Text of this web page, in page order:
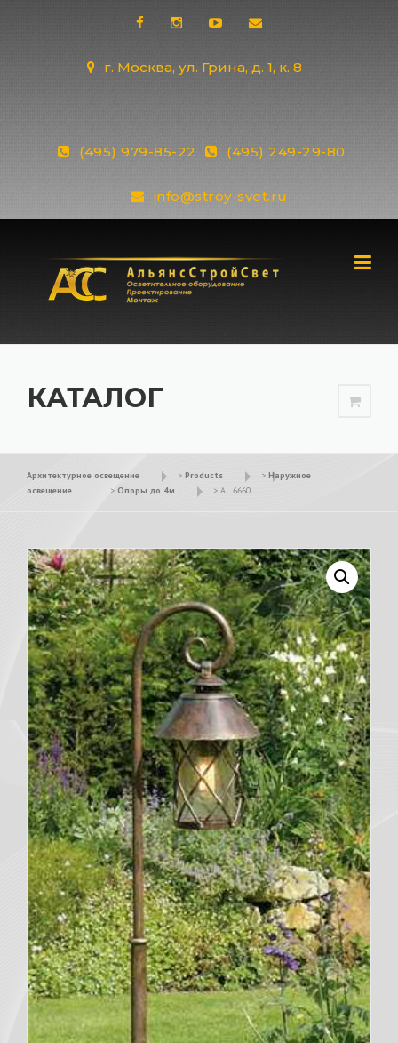
г. Москва, ул. Грина, д. 1, к. 8
(495) 979-85-22 (495) 249-29-80
info@stroy-svet.ru
КАТАЛОГ
Архитектурное освещение > Products > Наружное
освещение
> Опоры до 4м > AL 6660